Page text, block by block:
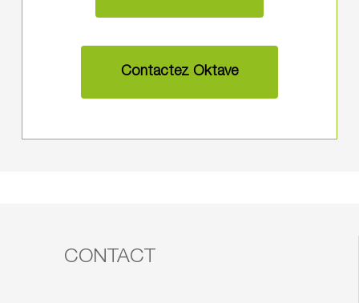
Contactez Oktave
CONTACT